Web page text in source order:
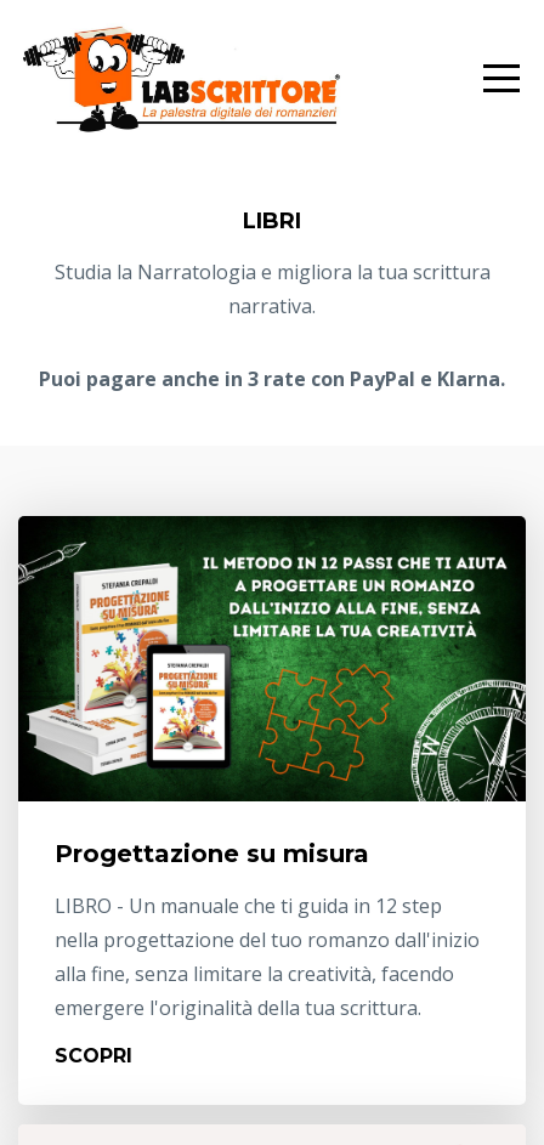
LIBRI
Studia la Narratologia e migliora la tua scrittura
narrativa.
Puoi pagare anche in 3 rate con PayPal e Klarna.
Progettazione su misura
LIBRO - Un manuale che ti guida in 12 step
nella progettazione del tuo romanzo dall'inizio
alla fine, senza limitare la creatività, facendo
emergere l'originalità della tua scrittura.
SCOPRI